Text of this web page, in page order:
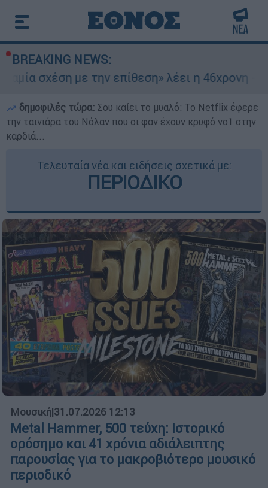
BREAKING NEWS:
με την επίθεση» λέει η 46χρονη - Τι
δημοφιλές τώρα: Σου καίει το μυαλό: Το Netflix έφερε
την ταινιάρα του Νόλαν που οι φαν έχουν κρυφό νο1 στην
καρδιά...
Τελευταία νέα και ειδήσεις σχετικά με:
ΠΕΡΙΟΔΙΚΟ
Μουσική|31.07.2026 12:13
Metal Hammer, 500 τεύχη: Ιστορικό
ορόσημο και 41 χρόνια αδιάλειπτης
παρουσίας για το μακροβιότερο μουσικό
περιοδικό